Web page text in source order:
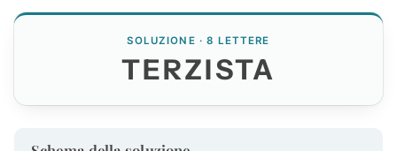
SOLUZIONE · 8 LETTERE
TERZISTA